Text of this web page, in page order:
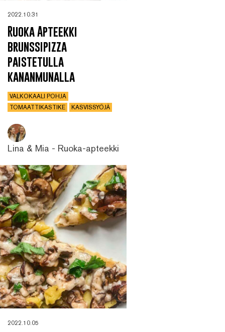
2022.10.31
Ruoka Apteekki
brunssipizza
paistetulla
kananmunalla
VALKOKAALI POHJA
TOMAATTIKASTIKE
KASVISSYÖJÄ
Lina & Mia - Ruoka-apteekki
2022.10.05